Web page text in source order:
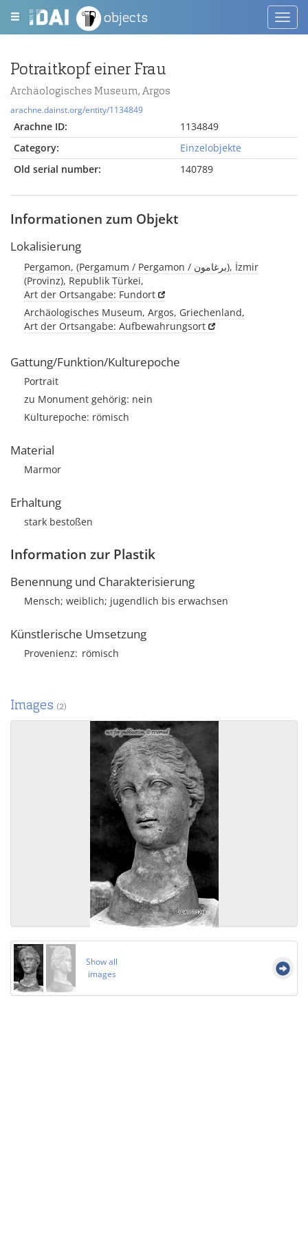
objects
Potraitkopf einer Frau
Archäologisches Museum, Argos
arachne.dainst.org/entity/1134849
Arachne ID:
1134849
Category:
Einzelobjekte
Old serial number:
140789
Informationen zum Objekt
Lokalisierung
Pergamon, (Pergamum / Pergamon / برغامون), İzmir
(Provinz), Republik Türkei,
Art der Ortsangabe: Fundort
Archäologisches Museum, Argos, Griechenland,
Art der Ortsangabe: Aufbewahrungsort
Gattung/Funktion/Kulturepoche
Portrait
zu Monument gehörig: nein
Kulturepoche: römisch
Material
Marmor
Erhaltung
stark bestoßen
Information zur Plastik
Benennung und Charakterisierung
Mensch; weiblich; jugendlich bis erwachsen
Künstlerische Umsetzung
Provenienz römisch
Images (2)
Show all
images